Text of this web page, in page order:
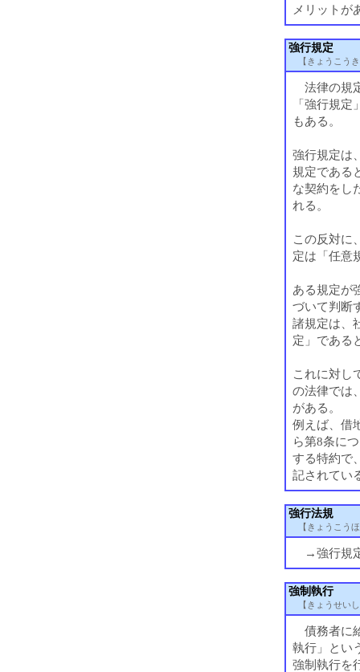
メリットが
強行規定
【きょうこう
法律の規
「強行規
もある。
強行規定は
規定である
な契約をし
れる。
この反対に
定は「任意
ある規定が
づいて判断
諸規定は、
定」である
これに対し
の法律では
がある。
例えば、借
ら第8条に
する特約で
記されてい
強行法規
【きょうこう
→強行規
強制執行
【きょうせい
債務者に
執行」とい
強制執行を